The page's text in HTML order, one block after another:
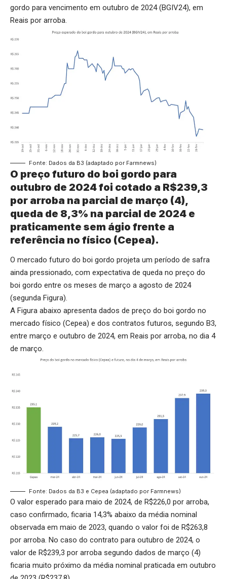
gordo para vencimento em outubro de 2024 (BGIV24), em
Reais por arroba.
Fonte: Dados da B3 (adaptado por Farmnews)
O preço futuro do boi gordo para
outubro de 2024 foi cotado a R$239,3
por arroba na parcial de março (4),
queda de 8,3% na parcial de 2024 e
praticamente sem ágio frente a
referência no físico (Cepea).
O mercado futuro do boi gordo projeta um período de safra
ainda pressionado, com expectativa de queda no preço do
boi gordo entre os meses de março a agosto de 2024
(segunda Figura).
A Figura abaixo apresenta dados de preço do boi gordo no
mercado físico (Cepea) e dos contratos futuros, segundo B3,
entre março e outubro de 2024, em Reais por arroba, no dia 4
de março.
Fonte: Dados da B3 e Cepea (adaptado por Farmnews)
O valor esperado para maio de 2024, de R$226,0 por arroba,
caso confirmado, ficaria 14,3% abaixo da média nominal
observada em maio de 2023, quando o valor foi de R$263,8
por arroba. No caso do contrato para outubro de 2024, o
valor de R$239,3 por arroba segundo dados de março (4)
ficaria muito próximo da média nominal praticada em outubro